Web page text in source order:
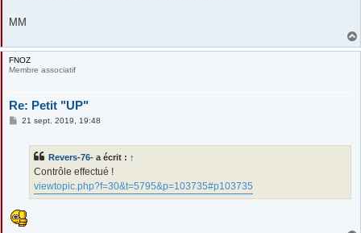
MM
FNOZ
Membre associatif
Re: Petit "UP"
M21 sept. 2019, 19:48
Revers-76- a écrit : ↑
Contrôle effectué !
viewtopic.php?f=30&t=5795&p=103735#p103735